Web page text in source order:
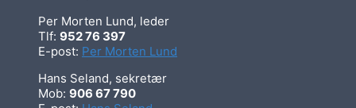
Per Morten Lund, leder
Tlf: 952 76 397
E-post: Per Morten Lund
Hans Seland, sekretær
Mob: 906 67 790